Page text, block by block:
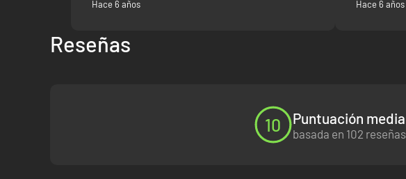
● ¡Forma un equipo de 4 personas
● Estilo de
● Banda sonora de
Hace 6 años Hace 6 años
Reseñas
10 Puntuación
basada en 102